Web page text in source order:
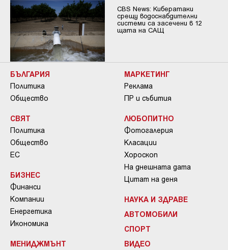
CBS News: Кибератаки
срещу водоснабдителни
системи са засечени в 12
щата на САЩ
БЪЛГАРИЯ
Политика
Общество
СВЯТ
Политика
Общество
ЕС
БИЗНЕС
Финанси
Компании
Енергетика
Икономика
МЕНИДЖМЪНТ
МАРКЕТИНГ
Реклама
ПР и събития
ЛЮБОПИТНО
Фотогалерия
Класации
Хороскоп
На днешната дата
Цитат на деня
НАУКА И ЗДРАВЕ
АВТОМОБИЛИ
СПОРТ
ВИДЕО